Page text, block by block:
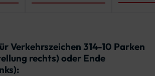
Verkehrszeichen 314-10 Parken
rechts) oder Ende